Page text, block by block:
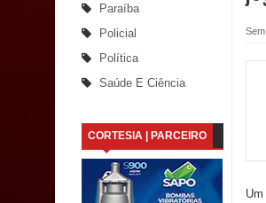
Saúde Bucal: Mais de
Caldas Brandão:
Nota de pesar:
Prefeito Major Sidnei
Paraíba
Policial
Política
Saúde E Ciência
CORTESIA | PARCEIRO